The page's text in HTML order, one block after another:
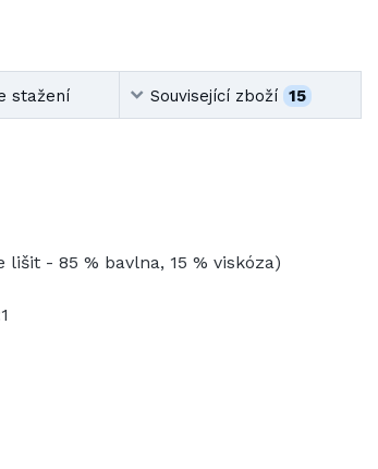
stažení Související zboží 15
- 85 % bavlna, 15 % viskóza)